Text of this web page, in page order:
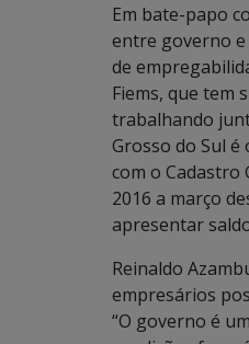
Em bate-papo
entre governo
de
Fiems, que tem
trabalhando
Grosso do Sul
com o Cadastro
2016 a março
apresentar
Reinaldo
empresários
“O governo é